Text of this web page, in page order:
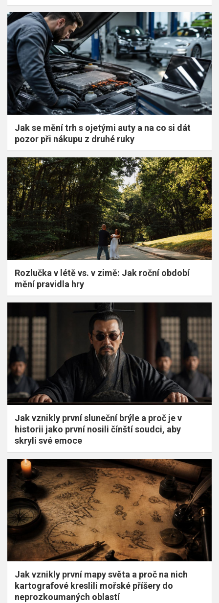
Jak se mění trh s ojetými auty a na co si dát
pozor při nákupu z druhé ruky
Rozlučka v létě vs. v zimě: Jak roční období
mění pravidla hry
Jak vznikly první sluneční brýle a proč je v
historii jako první nosili čínští soudci, aby
skryli své emoce
Jak vznikly první mapy světa a proč na nich
kartografové kreslili mořské příšery do
neprozkoumaných oblastí